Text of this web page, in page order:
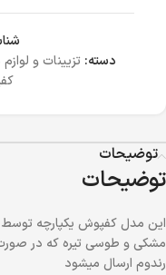
دسته: تزیینات و
توضیحات
توضیحات
این مدل کفپوش یکپارچه
مشکی و طوسی تیره که در
رندوم ارسال میشود